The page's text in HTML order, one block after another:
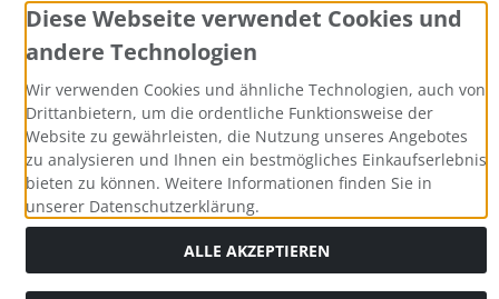
Alle Preise inkl. gesetzl. MwSt. zzgl.Versandkosten. Die
durchgestrichenen Preise entsprechen dem bisherigen Preis
bei Aqua Computer Shop.
Aqua Computer GmbH & Co. KG © 2026. Alle Rechte
modified eCommerce Shopsoftware © 2009-2026
Diese Webseite verwendet Cookies und
andere Technologien
Wir verwenden Cookies und ähnliche Technologien, auch von
Drittanbietern, um die ordentliche Funktionsweise der
Website zu gewährleisten, die Nutzung unseres Angebotes
zu analysieren und Ihnen ein bestmögliches Einkaufserlebnis
bieten zu können. Weitere Informationen finden Sie in
unserer Datenschutzerklärung.
ALLE AKZEPTIEREN